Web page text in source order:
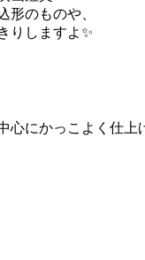
形のものや、
りしますよ✨
にかっこよく仕上